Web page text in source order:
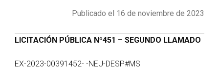
Publicado el 16 de noviembre de 2023
LICITACIÓN PÚBLICA Nº451 – SEGUNDO LLAMADO
EX-2023-00391452- -NEU-DESP#MS